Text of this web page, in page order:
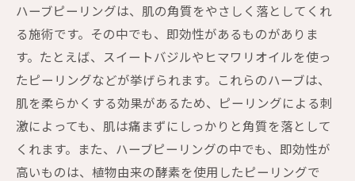
ハーブピーリングは、肌の角質をやさしく落としてくれ
る施術です。その中でも、即効性があるものがありま
す。たとえば、スイートバジルやヒマワリオイルを使っ
たピーリングなどが挙げられます。これらのハーブは、
肌を柔らかくする効果があるため、ピーリングによる刺
激によっても、肌は痛まずにしっかりと角質を落として
くれます。また、ハーブピーリングの中でも、即効性が
高いものは、植物由来の酵素を使用したピーリングで